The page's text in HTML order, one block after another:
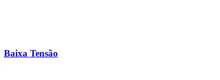
Baixa Tensão